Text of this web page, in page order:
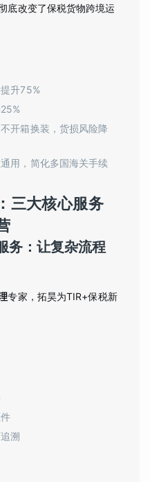
底改变了保税货物跨境运
升75%
开箱换装，货损风险降
用，简化多国海关手续
三大核心服务
务：让复杂流程
专家，拓昊为TIR+保税新
溯